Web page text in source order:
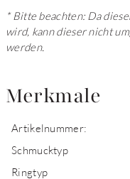
* Bitte beachten: Da
wird, kann dieser nicht
werden.
Merkmale
Artikelnummer:
Schmucktyp
Ringtyp